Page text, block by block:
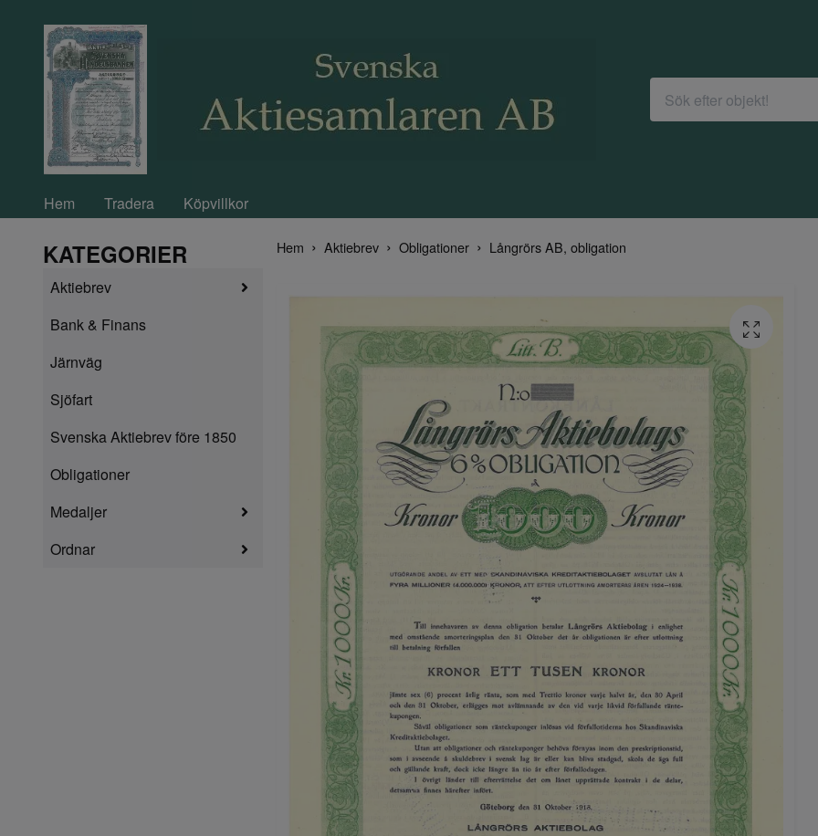
Hem Tradera Köpvillkor
KATEGORIER
Aktiebrev
Bank & Finans
Järnväg
Sjöfart
Svenska Aktiebrev före 1850
Obligationer
Medaljer
Ordnar
Hem Aktiebrev Obligationer Långrörs AB, obligation